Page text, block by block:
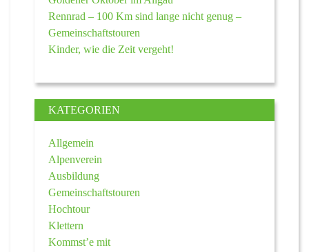
Rennrad – 100 Km sind lange nicht genug –
Gemeinschaftstouren
Kinder, wie die Zeit vergeht!
KATEGORIEN
Allgemein
Alpenverein
Ausbildung
Gemeinschaftstouren
Hochtour
Klettern
Kommst’e mit